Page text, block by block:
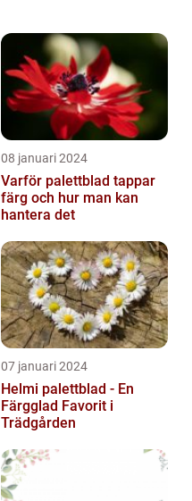
08 januari 2024
Varför palettblad tappar
färg och hur man kan
hantera det
07 januari 2024
Helmi palettblad - En
Färgglad Favorit i
Trädgården